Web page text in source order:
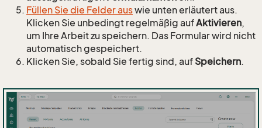
Füllen Sie die Felder auswie unten erläutert aus.
Klicken Sie unbedingt regelmäßig aufAktivieren,
um Ihre Arbeit zu speichern. Das Formular wird nicht
automatisch gespeichert.
Klicken Sie, sobald Sie fertig sind, auf Speichern.